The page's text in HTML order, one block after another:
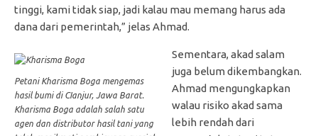
tinggi, kami tidak siap, jadi kalau mau memang harus ada
dana dari pemerintah,” jelas Ahmad.
Petani Kharisma Boga mengemas
hasil bumi di CIanjur, Jawa Barat.
Kharisma Boga adalah salah satu
agen dan distributor hasil tani yang
Sementara, akad salam
juga belum dikembangkan.
Ahmad mengungkapkan
walau risiko akad sama
lebih rendah dari